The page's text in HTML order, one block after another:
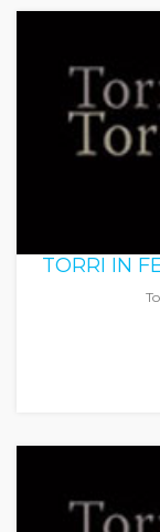
TORRI IN